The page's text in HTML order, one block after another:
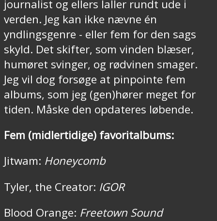
journalist og ellers laller rundt ude i
verden. Jeg kan ikke nævne én
yndlingsgenre - eller fem for den sags
skyld. Det skifter, som vinden blæser,
humøret svinger, og rødvinen smager.
Jeg vil dog forsøge at pinpointe fem
albums, som jeg (gen)hører meget for
tiden. Måske den opdateres løbende.
Fem (midlertidige) favoritalbums:
Jitwam: Honeycomb
Tyler, the Creator: IGOR
Blood Orange: Freetown Sound